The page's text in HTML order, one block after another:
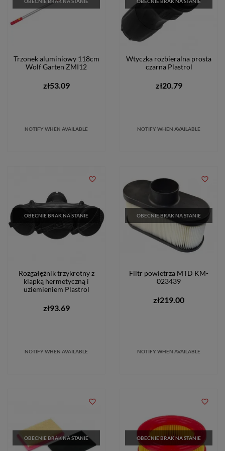
Trzonek aluminiowy 118cm
Wolf Garten ZMI12
zł53.09
NOTIFY WHEN AVAILABLE
Wtyczka rozbieralna prosta
czarna Plastrol
zł20.79
NOTIFY WHEN AVAILABLE
OBECNIE BRAK NA STANIE
Rozgałęźnik trzykrotny z
klapką hermetyczną i
uziemieniem Plastrol
zł93.69
NOTIFY WHEN AVAILABLE
favorite_border
OBECNIE BRAK NA STANIE
Filtr powietrza MTD KM-
023439
zł219.00
NOTIFY WHEN AVAILABLE
favorite_border
OBECNIE BRAK NA STANIE
favorite_border
OBECNIE BRAK NA STANIE
favorite_border